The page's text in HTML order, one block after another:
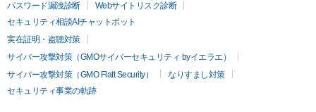
パスワード漏洩診断
Webサイトリスク診断
セキュリティ相談AIチャットボット
実在証明・盗聴対策
サイバー攻撃対策（GMOサイバーセキュリティ byイエラエ）
サイバー攻撃対策（GMO Flatt Security）
なりすまし対策
セキュリティ事業の軌跡